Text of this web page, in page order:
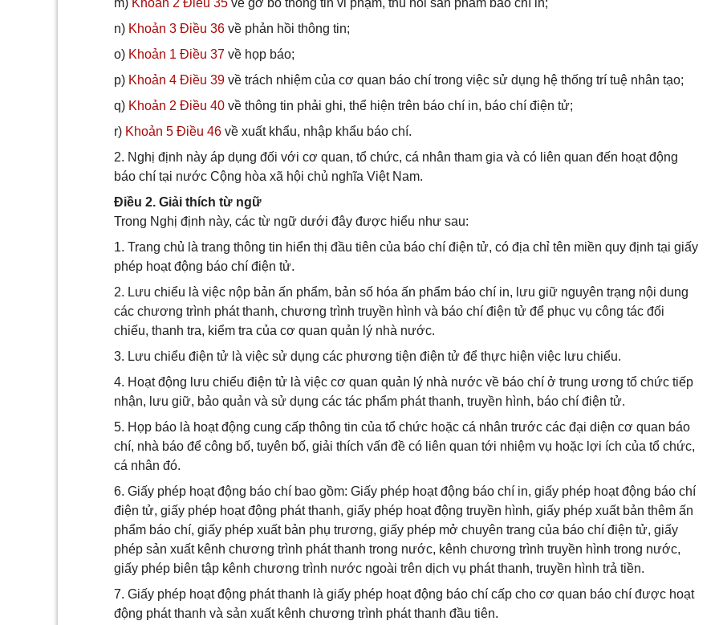
m) Khoản 2 Điều 35 về gỡ bỏ thông tin vi phạm, thu hồi sản phẩm báo chí in;
n) Khoản 3 Điều 36 về phản hồi thông tin;
o) Khoản 1 Điều 37 về họp báo;
p) Khoản 4 Điều 39 về trách nhiệm của cơ quan báo chí trong việc sử dụng hệ thống trí tuệ nhân tạo;
q) Khoản 2 Điều 40 về thông tin phải ghi, thể hiện trên báo chí in, báo chí điện tử;
r) Khoản 5 Điều 46 về xuất khẩu, nhập khẩu báo chí.
2. Nghị định này áp dụng đối với cơ quan, tổ chức, cá nhân tham gia và có liên quan đến hoạt động
báo chí tại nước Cộng hòa xã hội chủ nghĩa Việt Nam.
Điều 2. Giải thích từ ngữ
Trong Nghị định này, các từ ngữ dưới đây được hiểu như sau:
1. Trang chủ là trang thông tin hiển thị đầu tiên của báo chí điện tử, có địa chỉ tên miền quy định tại giấy
phép hoạt động báo chí điện tử.
2. Lưu chiểu là việc nộp bản ấn phẩm, bản số hóa ấn phẩm báo chí in, lưu giữ nguyên trạng nội dung
các chương trình phát thanh, chương trình truyền hình và báo chí điện tử để phục vụ công tác đối
chiếu, thanh tra, kiểm tra của cơ quan quản lý nhà nước.
3. Lưu chiểu điện tử là việc sử dụng các phương tiện điện tử để thực hiện việc lưu chiểu.
4. Hoạt động lưu chiểu điện tử là việc cơ quan quản lý nhà nước về báo chí ở trung ương tổ chức tiếp
nhận, lưu giữ, bảo quản và sử dụng các tác phẩm phát thanh, truyền hình, báo chí điện tử.
5. Họp báo là hoạt động cung cấp thông tin của tổ chức hoặc cá nhân trước các đại diện cơ quan báo
chí, nhà báo để công bố, tuyên bố, giải thích vấn đề có liên quan tới nhiệm vụ hoặc lợi ích của tổ chức,
cá nhân đó.
6. Giấy phép hoạt động báo chí bao gồm: Giấy phép hoạt động báo chí in, giấy phép hoạt động báo chí
điện tử, giấy phép hoạt động phát thanh, giấy phép hoạt động truyền hình, giấy phép xuất bản thêm ấn
phẩm báo chí, giấy phép xuất bản phụ trương, giấy phép mở chuyên trang của báo chí điện tử, giấy
phép sản xuất kênh chương trình phát thanh trong nước, kênh chương trình truyền hình trong nước,
giấy phép biên tập kênh chương trình nước ngoài trên dịch vụ phát thanh, truyền hình trả tiền.
7. Giấy phép hoạt động phát thanh là giấy phép hoạt động báo chí cấp cho cơ quan báo chí được hoạt
động phát thanh và sản xuất kênh chương trình phát thanh đầu tiên.